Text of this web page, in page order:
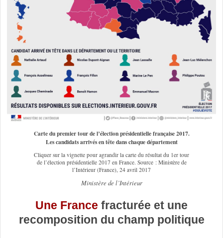
Carte du premier tour de l’élection présidentielle française 2017.
Les candidats arrivés en tête dans chaque département
Cliquer sur la vignette pour agrandir la carte du résultat du 1er tour
de l’élection présidentielle 2017 en France. Source : Ministère de
l’Intérieur (France), 24 avril 2017
Ministère de l’Intérieur
Une France fracturée et une
recomposition du champ politique